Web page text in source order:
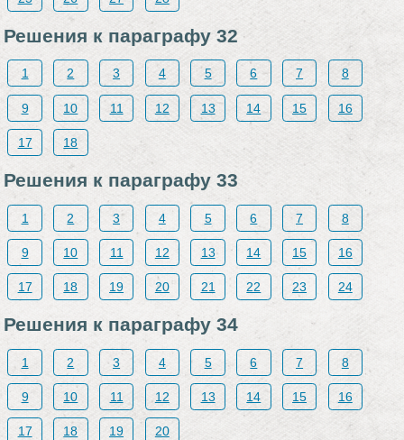
Решения к параграфу 32
1 2 3 4 5 6 7 8
9 10 11 12 13 14 15 16
17 18
Решения к параграфу 33
1 2 3 4 5 6 7 8
9 10 11 12 13 14 15 16
17 18 19 20 21 22 23 24
Решения к параграфу 34
1 2 3 4 5 6 7 8
9 10 11 12 13 14 15 16
17 18 19 20